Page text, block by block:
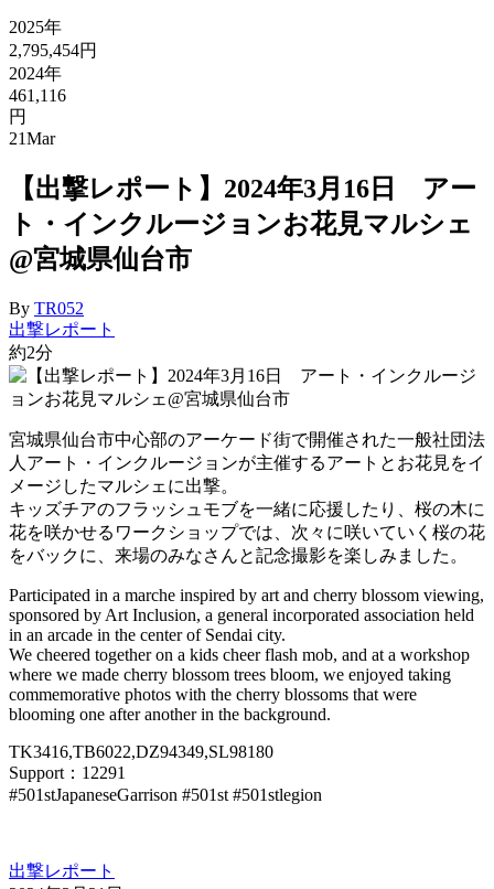
2025年
2,795,454円
2024年
461,116
円
21Mar
【出撃レポート】2024年3月16日 アー
ト・インクルージョンお花見マルシェ
@宮城県仙台市
By TR052
出撃レポート
約2分
宮城県仙台市中心部のアーケード街で開催された一般社団法
人アート・インクルージョンが主催するアートとお花見をイ
メージしたマルシェに出撃。
キッズチアのフラッシュモブを一緒に応援したり、桜の木に
花を咲かせるワークショップでは、次々に咲いていく桜の花
をバックに、来場のみなさんと記念撮影を楽しみました。
Participated in a marche inspired by art and cherry blossom viewing,
sponsored by Art Inclusion, a general incorporated association held
in an arcade in the center of Sendai city.
We cheered together on a kids cheer flash mob, and at a workshop
where we made cherry blossom trees bloom, we enjoyed taking
commemorative photos with the cherry blossoms that were
blooming one after another in the background.
TK3416,TB6022,DZ94349,SL98180
Support：12291
#501stJapaneseGarrison #501st #501stlegion
出撃レポート